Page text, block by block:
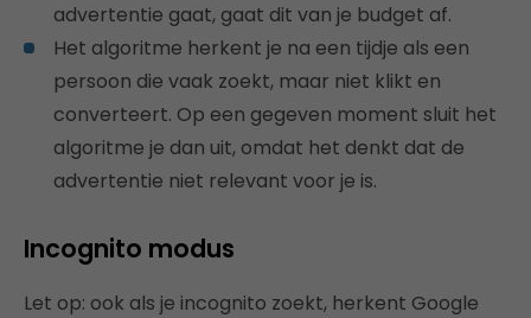
advertentie gaat, gaat dit van je budget af.
Het algoritme herkent je na een tijdje als een
persoon die vaak zoekt, maar niet klikt en
converteert. Op een gegeven moment sluit het
algoritme je dan uit, omdat het denkt dat de
advertentie niet relevant voor je is.
Incognito modus
Let op: ook als je incognito zoekt, herkent Google